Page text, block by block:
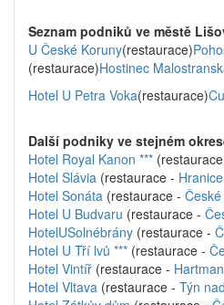
Seznam podniků ve městě
U České Koruny(restaurace)
(restaurace)Hostinec
Hotel U Petra Voka(restaurace)
Další podniky ve stejném
Hotel Royal Kanon ***
Hotel Slávia (restaurace - Hranice
Hotel Sonáta (restaurace -
Hotel U Budvaru (restaurace -
HotelUSolnébrány (restaurace -
Hotel U Tří lvů *** (restaurace -
Hotel Vintíř (restaurace -
Hotel Vltava (restaurace - Týn